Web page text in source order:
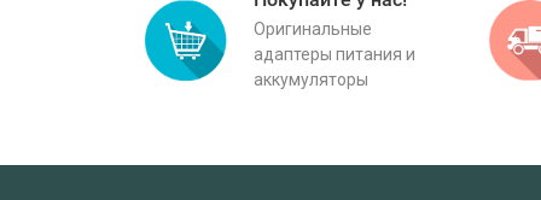
Оригинальные
адаптеры питания и
аккумуляторы